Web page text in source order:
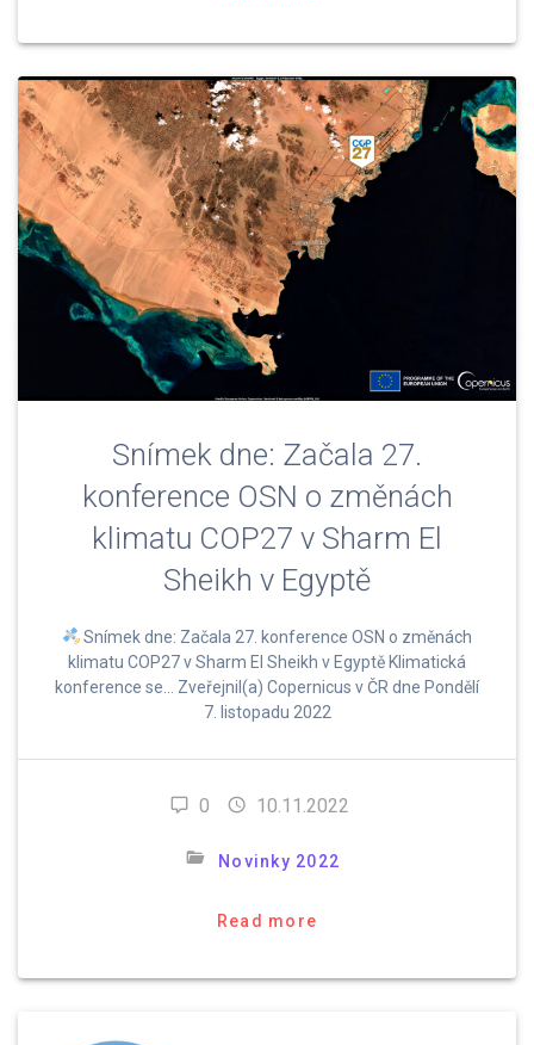
Snímek dne: Začala 27.
konference OSN o změnách
klimatu COP27 v Sharm El
Sheikh v Egyptě
Snímek dne: Začala 27. konference OSN o změnách
klimatu COP27 v Sharm El Sheikh v Egyptě Klimatická
konference se… Zveřejnil(a) Copernicus v ČR dne Pondělí
7. listopadu 2022
0 10.11.2022
Novinky 2022
Read more